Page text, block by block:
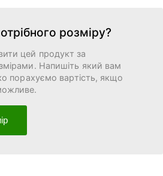
розміру?
цей продукт за
Напишіть який вам
порахуємо вартість, якщо